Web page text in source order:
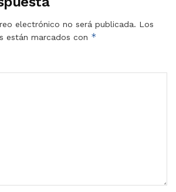
electrónico no será publicada. Los
están marcados con *